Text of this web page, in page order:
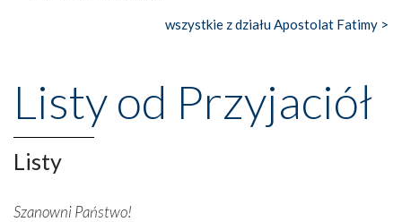
Nasze pielgrzymkowe wyprawy, których celem były
wspaniałe klasztory w miasteczku Alcobaça czy w Batalhi,
Opatrznościową pomoc w wygranej bitwie o
niepodległość kraju. Zachwyt budziła potężna, a zarazem
misterna architektura tych monumentalnych dzieł,
wspaniałe zdobienia, dbałość ich twórców o detale,
połączenie talentów z wytrwałością i pracowitością
wszystkie z działu Apostolat Fatimy >
Listy od Przyjaciół
Listy
Szanowni Państwo!